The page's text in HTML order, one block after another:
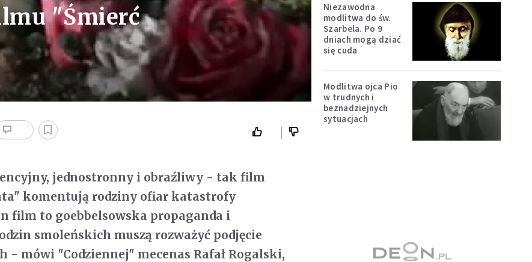
"Śmierć
jednostronny i obraźliwy - tak film
komentują rodziny ofiar katastrofy
film to goebbelsowska propaganda i
smoleńskich muszą rozważyć podjęcie
- mówi "Codziennej" mecenas Rafał Rogalski,
Niezawodna
modlitwa do św.
Szarbela. Po 9
dniach mogą dziać
się cuda
Modlitwa ojca Pio
w trudnych i
beznadziejnych
sytuacjach